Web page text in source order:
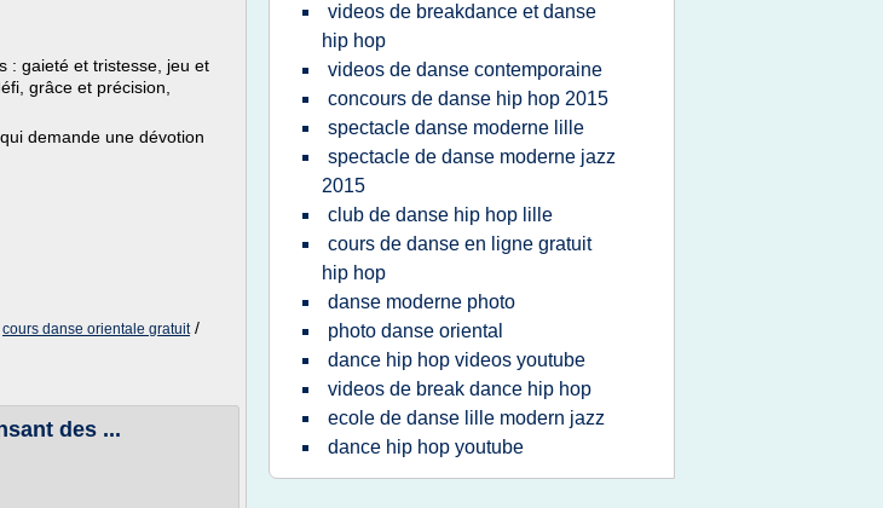
: gaieté et tristesse, jeu et
grâce et précision,
demande une dévotion
cours danse orientale gratuit/
des ...
videos de breakdance et danse
hip hop
videos de danse contemporaine
concours de danse hip hop 2015
spectacle danse moderne lille
spectacle de danse moderne jazz
2015
club de danse hip hop lille
cours de danse en ligne gratuit
hip hop
danse moderne photo
photo danse oriental
dance hip hop videos youtube
videos de break dance hip hop
ecole de danse lille modern jazz
dance hip hop youtube